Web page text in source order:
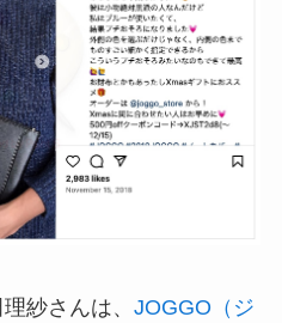
紗さんは、 JOGGO（ジ